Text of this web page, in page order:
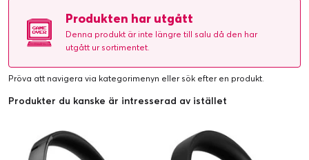
Produkten har utgått
Denna produkt är inte längre till salu då den har
utgått ur sortimentet.
Pröva att navigera via kategorimenyn eller sök efter en produkt.
Produkter du kanske är intresserad av istället